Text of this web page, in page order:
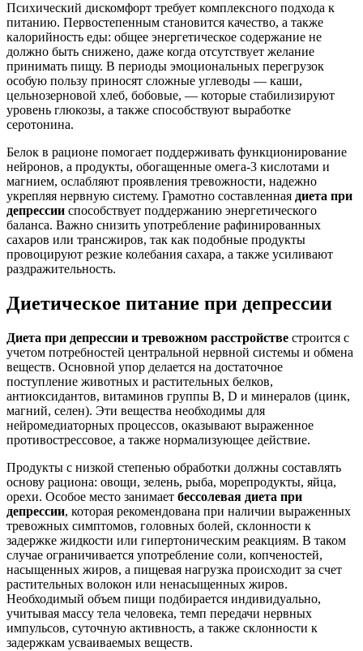
Психический дискомфорт требует комплексного подхода к
питанию. Первостепенным становится качество, а также
калорийность еды: общее энергетическое содержание не
должно быть снижено, даже когда отсутствует желание
принимать пищу. В периоды эмоциональных перегрузок
особую пользу приносят сложные углеводы — каши,
цельнозерновой хлеб, бобовые, — которые стабилизируют
уровень глюкозы, а также способствуют выработке
серотонина.
Белок в рационе помогает поддерживать функционирование
нейронов, а продукты, обогащенные омега-3 кислотами и
магнием, ослабляют проявления тревожности, надежно
укрепляя нервную систему. Грамотно составленная диета при
депрессии способствует поддержанию энергетического
баланса. Важно снизить употребление рафинированных
сахаров или трансжиров, так как подобные продукты
провоцируют резкие колебания сахара, а также усиливают
раздражительность.
Диетическое питание при депрессии
Диета при депрессии и тревожном расстройстве строится с
учетом потребностей центральной нервной системы и обмена
веществ. Основной упор делается на достаточное
поступление животных и растительных белков,
антиоксидантов, витаминов группы В, D и минералов (цинк,
магний, селен). Эти вещества необходимы для
нейромедиаторных процессов, оказывают выраженное
противострессовое, а также нормализующее действие.
Продукты с низкой степенью обработки должны составлять
основу рациона: овощи, зелень, рыба, морепродукты, яйца,
орехи. Особое место занимает бессолевая диета при
депрессии, которая рекомендована при наличии выраженных
тревожных симптомов, головных болей, склонности к
задержке жидкости или гипертоническим реакциям. В таком
случае ограничивается употребление соли, копченостей,
насыщенных жиров, а пищевая нагрузка происходит за счет
растительных волокон или ненасыщенных жиров.
Необходимый объем пищи подбирается индивидуально,
учитывая массу тела человека, темп передачи нервных
импульсов, суточную активность, а также склонности к
задержкам усваиваемых веществ.